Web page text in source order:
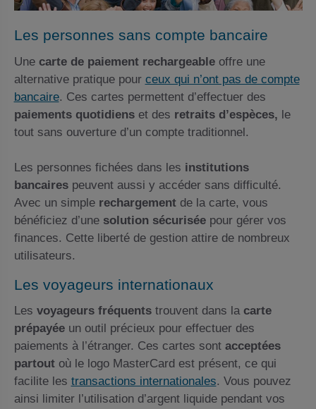
Les personnes sans compte bancaire
Une carte de paiement rechargeableoffre une
alternative pratique pour ceux qui n’ont pas de compte
bancaire. Ces cartes permettent d’effectuer des
paiements quotidienset des retraits d’espèces, le
tout sans ouverture d’un compte traditionnel.
Les personnes fichées dans les institutions
bancairespeuvent aussi y accéder sans difficulté.
Avec un simple rechargementde la carte, vous
bénéficiez d’une solution sécuriséepour gérer vos
finances. Cette liberté de gestion attire de nombreux
utilisateurs.
Les voyageurs internationaux
Les voyageurs fréquentstrouvent dans la carte
prépayéeun outil précieux pour effectuer des
paiements à l’étranger. Ces cartes sont acceptées
partoutoù le logo MasterCard est présent, ce qui
facilite les transactions internationales. Vous pouvez
ainsi limiter l’utilisation d’argent liquide pendant vos